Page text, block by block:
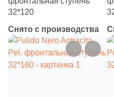
32*120
Снято с производства